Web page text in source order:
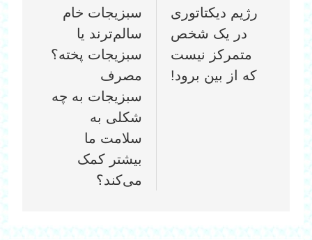
نوشته
رژیم دیکتاتوری
در یک شخص
متمرکز نیست
که از بین برود!
سبزیجات خام
سالم‌ترند یا
سبزیجات پخته؟
مصرف
سبزیجات به چه
شکلی به
سلامت ما
بیشتر کمک
می‌کند؟